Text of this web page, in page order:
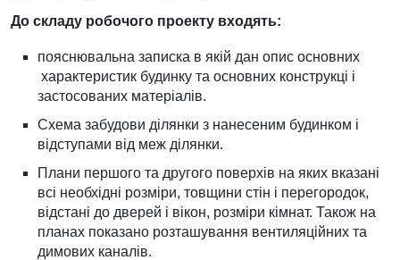
До складу робочого проекту входять:
пояснювальна записка в якій дан опис основних
характеристик будинку та основних конструкці і
застосованих матеріалів.
Схема забудови ділянки з нанесеним будинком і
відступами від меж ділянки.
Плани першого та другого поверхів на яких вказані
всі необхідні розміри, товщини стін і перегородок,
відстані до дверей і вікон, розміри кімнат. Також на
планах показано розташування вентиляційних та
димових каналів.